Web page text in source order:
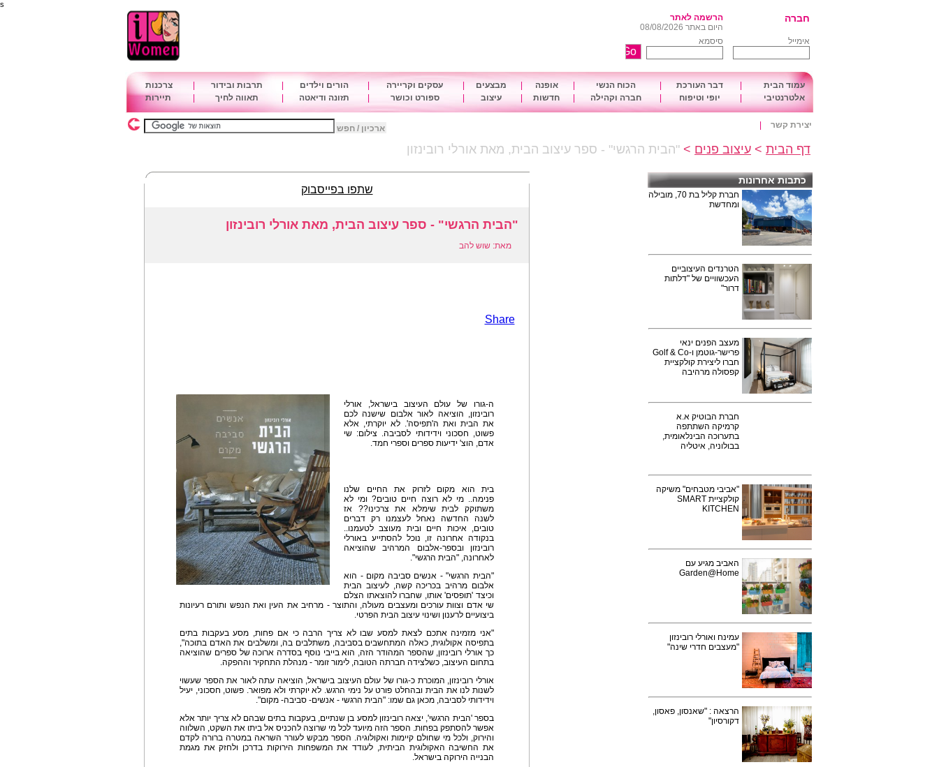
s
חברה
הרשמה לאתר
היום באתר 08/08/2026
אימייל
סיסמא
עמוד הבית דבר העורכת הכוח הנשי אופנה מבצעים עסקים וקריירה הורים וילדים תרבות ובידור
צרכנות
אלטרנטיבי
יופי וטיפוח חברה וקהילה חדשות עיצוב ספורט וכושר תזונה ודיאטה תאווה לחיך תיירות
יצירת קשר ארכיון / חפש
דף הבית > עיצוב פנים > "הבית הרגשי" - ספר עיצוב הבית, מאת אורלי רובינזון
כתבות אחרונות
חברת קליל בת 70, מובילה
ומחדשת
הטרנדים העיצוביים
העכשוויים של "דלתות
דרור"
מעצב הפנים ינאי
פרישר-גוטמן ו-Golf & Co
חברו ליצירת קולקציית
קפסולה מרהיבה
חברת הבוטיק א.א
קרמיקה השתתפה
בתערוכה הבינלאומית,
בבולוניה, איטליה
"אביבי מטבחים" משיקה
קולקציית SMART
KITCHEN
האביב מגיע עם
Garden@Home
עמינח ואורלי רובינזון
"מעצבים חדרי שינה"
הרצאה : "שאנסון, פאסון,
דקורסיון"
שתפו בפייסבוק
"הבית הרגשי" - ספר עיצוב הבית, מאת אורלי רובינזון
מאת: שוש להב
Share
ה-גורו של עולם העיצוב בישראל, אורלי
רובינזון, הוציאה לאור אלבום שישנה לכם
את הבית ואת ה'תפיסה'. לא יוקרתי, אלא
פשוט, חסכוני וידידותי לסביבה. צילום: שי
אדם, הוצ' ידיעות ספרים וספרי חמד.
בית הוא מקום לזרוק את החיים שלנו
פנימה.. מי לא רוצה חיים טובים? ומי לא
משתוקק לבית שימלא את צרכינו?? אז
לשנה החדשה נאחל לעצמנו רק דברים
טובים, איכות חיים ובית מעוצב לטעמנו..
בנקודה אחרונה זו, נוכל להסתייע באורלי
רובינזון ובספר-אלבום המרהיב שהוציאה
לאחרונה, "הבית הרגשי".
"הבית הרגשי" - אנשים סביבה מקום - הוא
אלבום מרהיב בכריכה קשה, לעיצוב הבית
וכיצד 'תופסים' אותו, שחברו להוצאתו הצלם
שי אדם וצוות עורכים ומעצבים מעולה, והתוצר - מרחיב את העין ואת הנפש ותורם רעיונות
ביצועיים לרענון ושינוי עיצוב הבית הפרטי.
"אני מזמינה אתכם לצאת למסע שבו לא צריך הרבה כי אם פחות, מסע בעקבות בתים
בתפיסה אקולוגית, כאלה המתחשבים בסביבה, משתלבים בה, ומשלבים את האדם בתוכה",
כך אורלי רובינזון, שהספר המהודר הזה, הוא בייבי נוסף בסדרה ארוכה של ספרים שהוציאה
בתחום העיצוב, כשלצידה חברתה הטובה, לימור זומר - מנהלת התחקיר וההפקה.
אורלי רובינזון, המוכרת כ-גורו של עולם העיצוב בישראל, הוציאה עתה לאור את הספר שעשוי
לשנות לנו את הבית ובהחלט פורט על נימי הרגש. לא יוקרתי ולא מפואר. פשוט, חסכוני, יעיל
וידידותי לסביבה, מכאן גם שמו: "הבית הרגשי - אנשים- סביבה- מקום".
בספר 'הבית הרגשי', יצאה רובינזון למסע בן שנתיים, בעקבות בתים שבהם לא צריך יותר אלא
אפשר להסתפק בפחות. הספר הזה מיועד לכל מי שרוצה להכניס אל ביתו את השקט, השלווה
והירוק, ולכל מי שחולם קיימות ואקולוגיה. הספר מבקש לעורר השראה במטרה ברורה לקדם
את החשיבה האקולוגית הביתית, לעודד את המשפחות הירוקות בדרכן ולחזק את מגמת
הבנייה הירוקה בישראל.